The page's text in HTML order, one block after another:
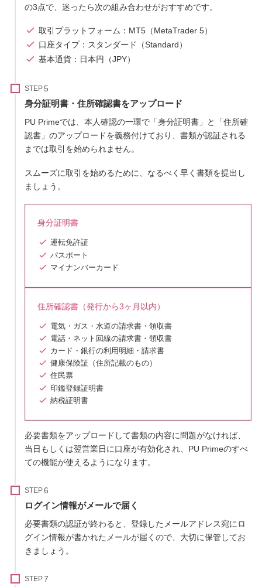
の3点で、迷ったら次の組み合わせがおすすめです。
取引プラットフォーム：MT5（MetaTrader 5）
口座タイプ：スタンダード（Standard）
基本通貨：日本円（JPY）
STEP
身分証明書・住所確認書をアップロード
PU Primeでは、本人確認の一環で「身分証明書」と「住所確
認書」のアップロードを義務付けており、書類が認証される
までは取引を始められません。
スムーズに取引を始めるために、なるべく早く書類を提出し
ましょう。
身分証明書
運転免許証
パスポート
マイナンバーカード
住所確認書（発行から3ヶ月以内）
電気・ガス・水道の請求書・領収書
電話・ネット回線の請求書・領収書
カード・銀行の利用明細・請求書
健康保険証（住所記載のもの）
住民票
印鑑登録証明書
納税証明書
必要書類をアップロードして書類の内容に問題がなければ、
当日もしくは翌営業日に口座が有効化され、PU Primeのすべ
ての機能が使えるようになります。
STEP
ログイン情報がメールで届く
必要書類の認証が終わると、登録したメールアドレス宛にロ
グイン情報が書かれたメールが届くので、大切に保管してお
きましょう。
STEP